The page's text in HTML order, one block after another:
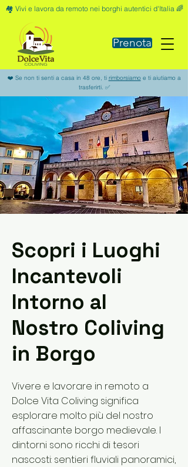
🏘️ Vivi e lavora da remoto nei borghi autentici d'Italia 🌈
Prenota
❤️ Se non ti senti a casa in 48 ore, ti rimborsiamoe ti aiutiamo a
trasferirti. ✅
Scopri i Luoghi
Incantevoli
Intorno al
Nostro Coliving
in Borgo
Vivere e lavorare in remoto a
Dolce Vita Coliving significa
esplorare molto più del nostro
affascinante borgo medievale. I
dintorni sono ricchi di tesori
nascosti: sentieri fluviali panoramici,